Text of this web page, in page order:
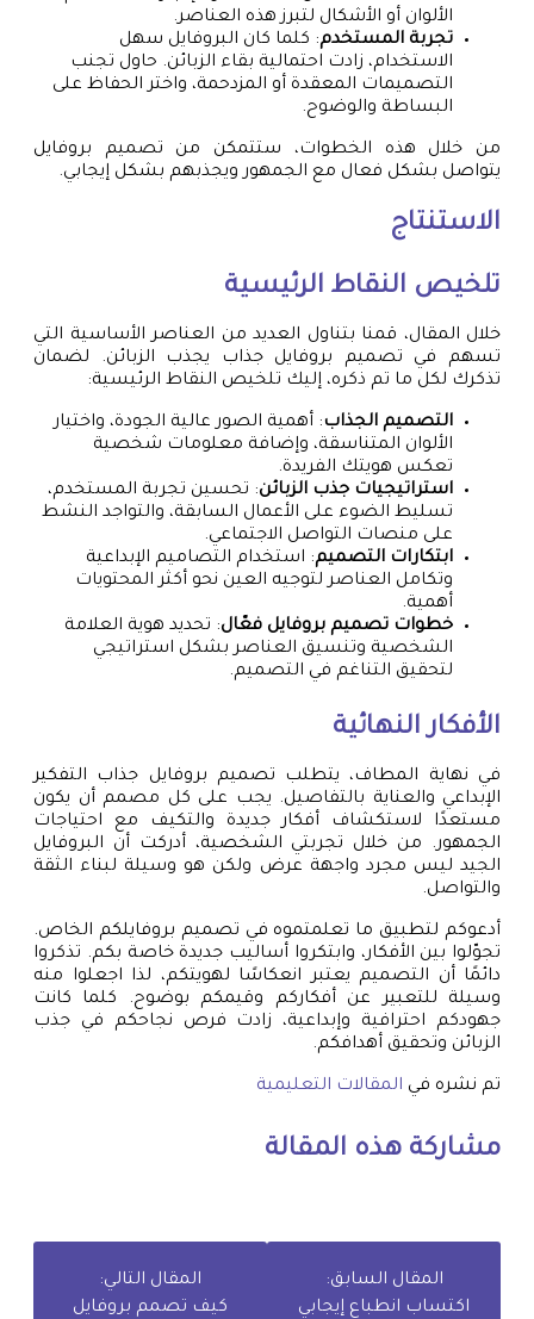
الألوان أو الأشكال لتبرز هذه العناصر.
تجربة المستخدم: كلما كان البروفايل سهل
الاستخدام، زادت احتمالية بقاء الزبائن. حاول تجنب
التصميمات المعقدة أو المزدحمة، واختر الحفاظ على
البساطة والوضوح.
من خلال هذه الخطوات، ستتمكن من تصميم بروفايل
يتواصل بشكل فعال مع الجمهور ويجذبهم بشكل إيجابي.
الاستنتاج
تلخيص النقاط الرئيسية
خلال المقال، قمنا بتناول العديد من العناصر الأساسية التي
تسهم في تصميم بروفايل جذاب يجذب الزبائن. لضمان
تذكرك لكل ما تم ذكره، إليك تلخيص النقاط الرئيسية:
التصميم الجذاب: أهمية الصور عالية الجودة، واختيار
الألوان المتناسقة، وإضافة معلومات شخصية
تعكس هويتك الفريدة.
استراتيجيات جذب الزبائن: تحسين تجربة المستخدم،
تسليط الضوء على الأعمال السابقة، والتواجد النشط
على منصات التواصل الاجتماعي.
ابتكارات التصميم: استخدام التصاميم الإبداعية
وتكامل العناصر لتوجيه العين نحو أكثر المحتويات
أهمية.
خطوات تصميم بروفايل فعّال: تحديد هوية العلامة
الشخصية وتنسيق العناصر بشكل استراتيجي
لتحقيق التناغم في التصميم.
الأفكار النهائية
في نهاية المطاف، يتطلب تصميم بروفايل جذاب التفكير
الإبداعي والعناية بالتفاصيل. يجب على كل مصمم أن يكون
مستعدًا لاستكشاف أفكار جديدة والتكيف مع احتياجات
الجمهور. من خلال تجربتي الشخصية، أدركت أن البروفايل
الجيد ليس مجرد واجهة عرض ولكن هو وسيلة لبناء الثقة
والتواصل.
أدعوكم لتطبيق ما تعلمتموه في تصميم بروفايلكم الخاص.
تجوّلوا بين الأفكار، وابتكروا أساليب جديدة خاصة بكم. تذكروا
دائمًا أن التصميم يعتبر انعكاسًا لهويتكم، لذا اجعلوا منه
وسيلة للتعبير عن أفكاركم وقيمكم بوضوح. كلما كانت
جهودكم احترافية وإبداعية، زادت فرص نجاحكم في جذب
الزبائن وتحقيق أهدافكم.
تم نشره في المقالات التعليمية
مشاركة هذه المقالة
المقال السابق:
اكتساب انطباع إيجابي
المقال التالي:
كيف تصمم بروفايل